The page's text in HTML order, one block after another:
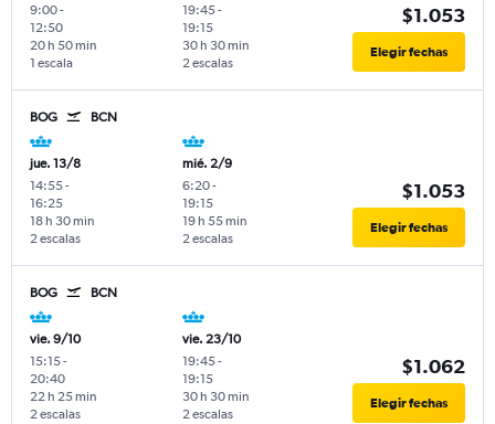
9:00-
12:50
1 escala
20 h 50 min
19:45-
19:15
2 escalas
30 h 30 min
$1.053
Elegir fechas
BOG BCN
jue. 13/8
14:55-
16:25
2 escalas
18 h 30 min
mié. 2/9
6:20-
19:15
2 escalas
19 h 55 min
$1.053
Elegir fechas
BOG BCN
vie. 9/10
15:15-
20:40
2 escalas
22 h 25 min
vie. 23/10
19:45-
19:15
2 escalas
30 h 30 min
$1.062
Elegir fechas